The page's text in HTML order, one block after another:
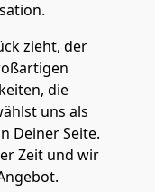
zieht, der
die
uns als
Deiner Seite.
Zeit und wir